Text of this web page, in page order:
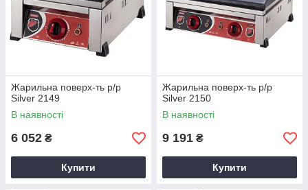
Жарильна поверх-ть р/р
Silver 2149
В наявності
6 052 ₴
Купити
Жарильна поверх-ть р/р
Silver 2150
В наявності
9 191 ₴
Купити